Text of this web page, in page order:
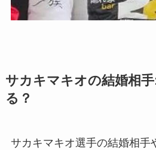
サカキマキオの結婚相
る？
サカキマキオ選手の結婚相手